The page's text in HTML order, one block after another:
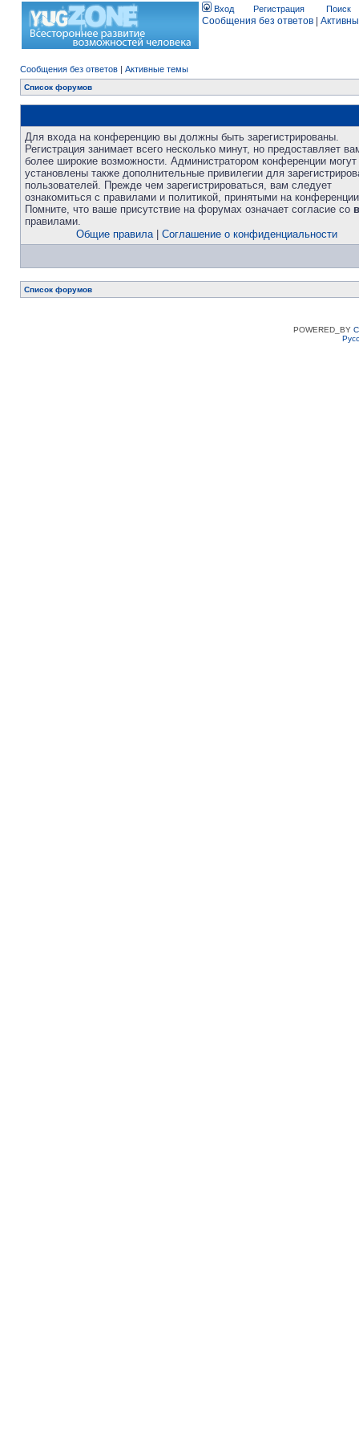
Вход Регистрация Поиск
Сообщения без ответов
Сообщения без ответов | Активные темы
Список форумов
Для входа на конференцию вы должны быть зарегистрированы.
Регистрация занимает всего несколько минут, но предоставляет
более широкие возможности. Администратором конференции
установлены также дополнительные привилегии для
пользователей. Прежде чем зарегистрироваться, вам следует
ознакомиться с правилами и политикой, принятыми на
Помните, что ваше присутствие на форумах означает согласие со
правилами.
Общие правила| Соглашение о конфиденциальности
Список форумов
POWERED_BY